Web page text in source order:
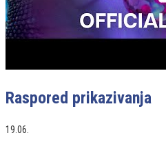
Raspored prikazivanja
19.06.